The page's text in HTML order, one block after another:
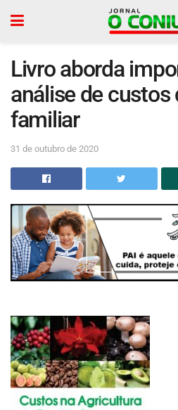
Livro aborda
análise de custos
familiar
31 de outubro de 2020